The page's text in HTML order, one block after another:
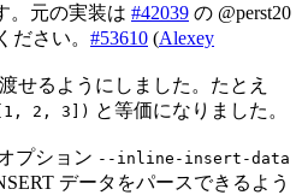
。元の実装は #42039 の @perst20
ださい。 #53610 (Alexey
せるようにしました。たとえ
[1, 2, 3])
と等価になりました。
プション --inline-insert-data
データをパースできるよう